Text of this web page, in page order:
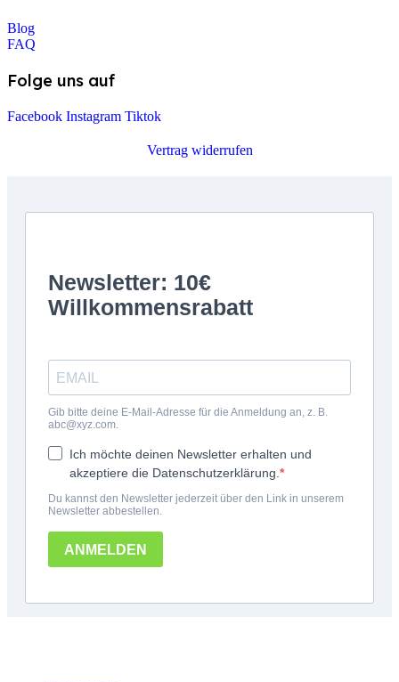
Blog
FAQ
Folge uns auf
Facebook Instagram Tiktok
Vertrag widerrufen